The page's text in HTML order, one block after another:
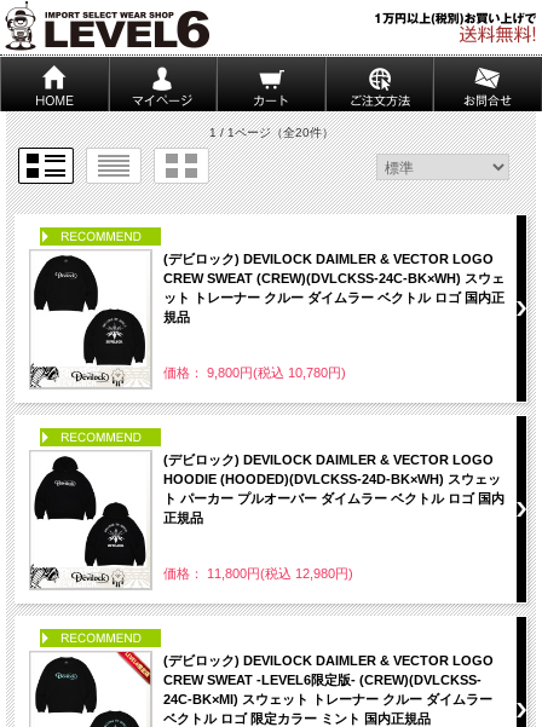
1 / 1ページ（全20件）
(デビロック) DEVILOCK DAIMLER & VECTOR LOGO
CREW SWEAT (CREW)(DVLCKSS-24C-BK×WH) スウェ
ット トレーナー クルー ダイムラー ベクトル ロゴ 国内正
規品
価格： 9,800円(税込 10,780円)
(デビロック) DEVILOCK DAIMLER & VECTOR LOGO
HOODIE (HOODED)(DVLCKSS-24D-BK×WH) スウェッ
ト パーカー プルオーバー ダイムラー ベクトル ロゴ 国内
正規品
価格： 11,800円(税込 12,980円)
(デビロック) DEVILOCK DAIMLER & VECTOR LOGO
CREW SWEAT -LEVEL6限定版- (CREW)(DVLCKSS-
24C-BK×MI) スウェット トレーナー クルー ダイムラー
ベクトル ロゴ 限定カラー ミント 国内正規品